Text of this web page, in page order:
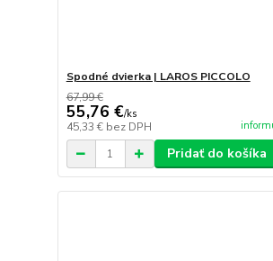
Spodné dvierka | LAROS PICCOLO
67,99 €
55,76 €/ks
45,33 € bez DPH
Pridať do košíka